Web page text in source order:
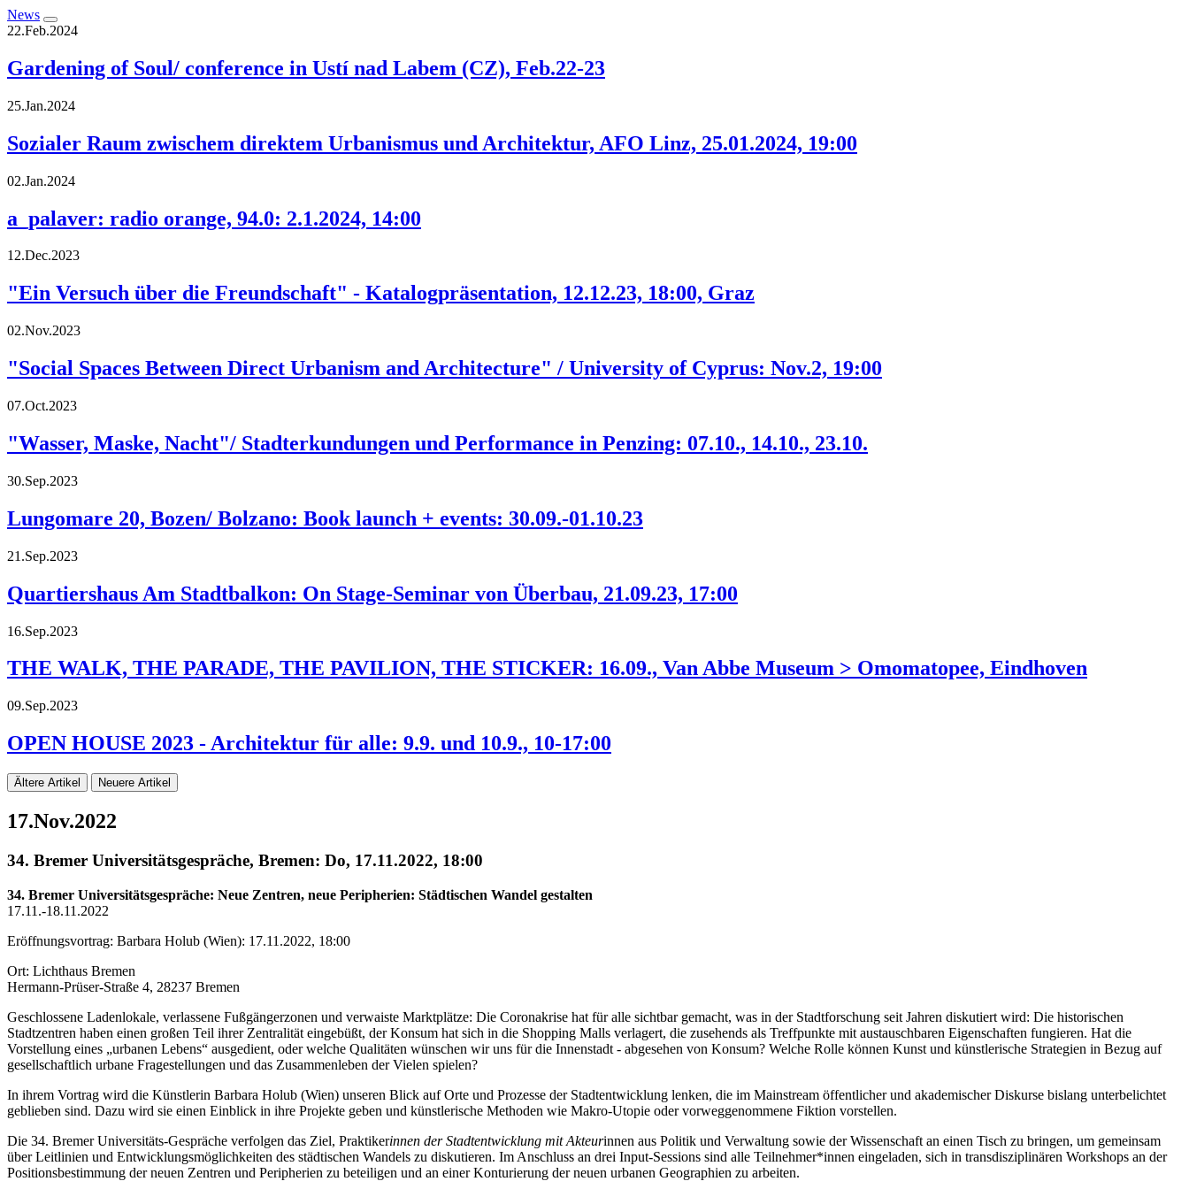
News
22.Feb.2024
Gardening of Soul/ conference in Ustí nad Labem (CZ), Feb.22-23
25.Jan.2024
Sozialer Raum zwischem direktem Urbanismus und Architektur, AFO Linz, 25.01.2024, 19:00
02.Jan.2024
a_palaver: radio orange, 94.0: 2.1.2024, 14:00
12.Dec.2023
"Ein Versuch über die Freundschaft" - Katalogpräsentation, 12.12.23, 18:00, Graz
02.Nov.2023
"Social Spaces Between Direct Urbanism and Architecture" / University of Cyprus: Nov.2, 19:00
07.Oct.2023
"Wasser, Maske, Nacht"/ Stadterkundungen und Performance in Penzing: 07.10., 14.10., 23.10.
30.Sep.2023
Lungomare 20, Bozen/ Bolzano: Book launch + events: 30.09.-01.10.23
21.Sep.2023
Quartiershaus Am Stadtbalkon: On Stage-Seminar von Überbau, 21.09.23, 17:00
16.Sep.2023
THE WALK, THE PARADE, THE PAVILION, THE STICKER: 16.09., Van Abbe Museum > Omomatopee, Eindhoven
09.Sep.2023
OPEN HOUSE 2023 - Architektur für alle: 9.9. und 10.9., 10-17:00
Ältere Artikel Neuere Artikel
17.Nov.2022
34. Bremer Universitätsgespräche, Bremen: Do, 17.11.2022, 18:00
34. Bremer Universitätsgespräche: Neue Zentren, neue Peripherien: Städtischen Wandel gestalten
17.11.-18.11.2022
Eröffnungsvortrag: Barbara Holub (Wien): 17.11.2022, 18:00
Ort: Lichthaus Bremen
Hermann-Prüser-Straße 4, 28237 Bremen
Geschlossene Ladenlokale, verlassene Fußgängerzonen und verwaiste Marktplätze: Die Coronakrise hat für alle sichtbar gemacht, was in der Stadtforschung seit Jahren diskutiert wird: Die historischen
Stadtzentren haben einen großen Teil ihrer Zentralität eingebüßt, der Konsum hat sich in die Shopping Malls verlagert, die zusehends als Treffpunkte mit austauschbaren Eigenschaften fungieren. Hat die
Vorstellung eines „urbanen Lebens“ ausgedient, oder welche Qualitäten wünschen wir uns für die Innenstadt - abgesehen von Konsum? Welche Rolle können Kunst und künstlerische Strategien in Bezug auf
gesellschaftlich urbane Fragestellungen und das Zusammenleben der Vielen spielen?
In ihrem Vortrag wird die Künstlerin Barbara Holub (Wien) unseren Blick auf Orte und Prozesse der Stadtentwicklung lenken, die im Mainstream öffentlicher und akademischer Diskurse bislang unterbelichtet
geblieben sind. Dazu wird sie einen Einblick in ihre Projekte geben und künstlerische Methoden wie Makro-Utopie oder vorweggenommene Fiktion vorstellen.
Die 34. Bremer Universitäts-Gespräche verfolgen das Ziel, Praktikerinnen der Stadtentwicklung mit Akteurinnen aus Politik und Verwaltung sowie der Wissenschaft an einen Tisch zu bringen, um gemeinsam
über Leitlinien und Entwicklungsmöglichkeiten des städtischen Wandels zu diskutieren. Im Anschluss an drei Input-Sessions sind alle Teilnehmer*innen eingeladen, sich in transdisziplinären Workshops an der
Positionsbestimmung der neuen Zentren und Peripherien zu beteiligen und an einer Konturierung der neuen urbanen Geographien zu arbeiten.